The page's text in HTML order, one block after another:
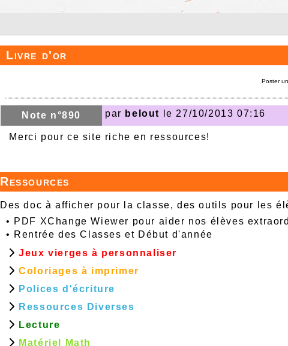
Livre d'or
Poster
Note n°890 par belout le 27/10/2013 07:16
Merci pour ce site riche en ressources!
Ressources
Des doc à afficher pour la classe, des outils pour les
• PDF XChange Wiewer pour aider nos élèves
• Rentrée des Classes et Début d'année
Jeux vierges à personnaliser
Coloriages à imprimer
Polices d'écriture
Ressources Diverses
Lecture
Matériel Math